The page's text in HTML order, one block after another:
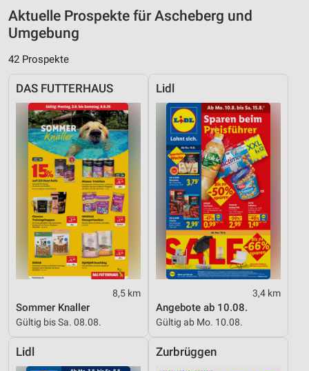
Aktuelle Prospekte für Ascheberg und
Umgebung
42 Prospekte
DAS FUTTERHAUS
8,5 km
Sommer Knaller
Gültig bis Sa. 08.08.
Lidl
3,4 km
Angebote ab 10.08.
Gültig ab Mo. 10.08.
Lidl Zurbrüggen